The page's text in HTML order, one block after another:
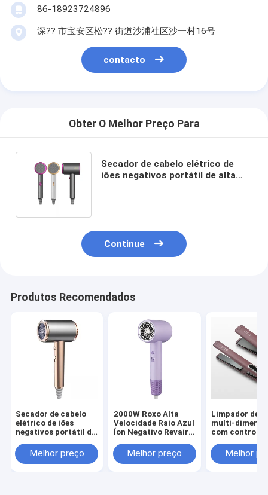
86-18923724896
深?? 市宝安区松?? 街道沙浦社区沙一村16号
contacto
Obter O Melhor Preço Para
Secador de cabelo elétrico de
iões negativos portátil de alta
Continue
Produtos Recomendados
Secador de cabelo
elétrico de iões
negativos portátil de
1500W para
profissionais sem fio
Melhor preço
2000W Roxo Alta
Velocidade Raio Azul
Íon Negativo Revair
Temperatura
ajustável para uso
Melhor preço
Limpador de
multi-
com controle
aquecimento
Melhor